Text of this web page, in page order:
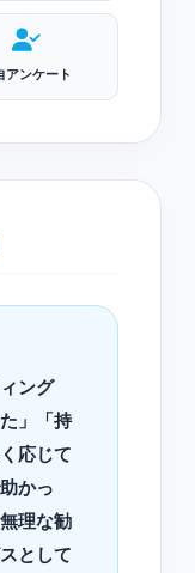
アンケート
ング
」「持
応じて
かっ
理な勧
として